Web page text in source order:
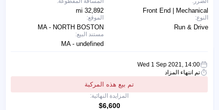
32,892 mi
الموقع:
MA - NORTH BOSTON
مستند البيع:
MA - undefined
Front End | Mechanical
النوع:
Run & Drive
Wed 1 Sep 2021, 14:00
تم انتهاء المزاد
تم بيع هذه المركبة
المزايدة النهائية:
$6,600